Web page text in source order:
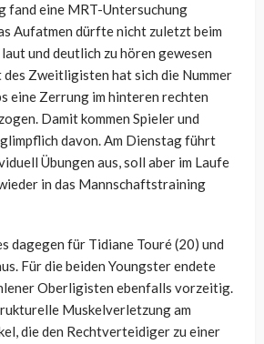
fand eine MRT-Untersuchung
Aufatmen dürfte nicht zuletzt beim
und deutlich zu hören gewesen
des Zweitligisten hat sich die Nummer
eine Zerrung im hinteren rechten
Damit kommen Spieler und
davon. Am Dienstag führt
Übungen aus, soll aber im Laufe
in das Mannschaftstraining
dagegen für Tidiane Touré (20) und
Für die beiden Youngster endete
Oberligisten ebenfalls vorzeitig.
Muskelverletzung am
die den Rechtverteidiger zu einer